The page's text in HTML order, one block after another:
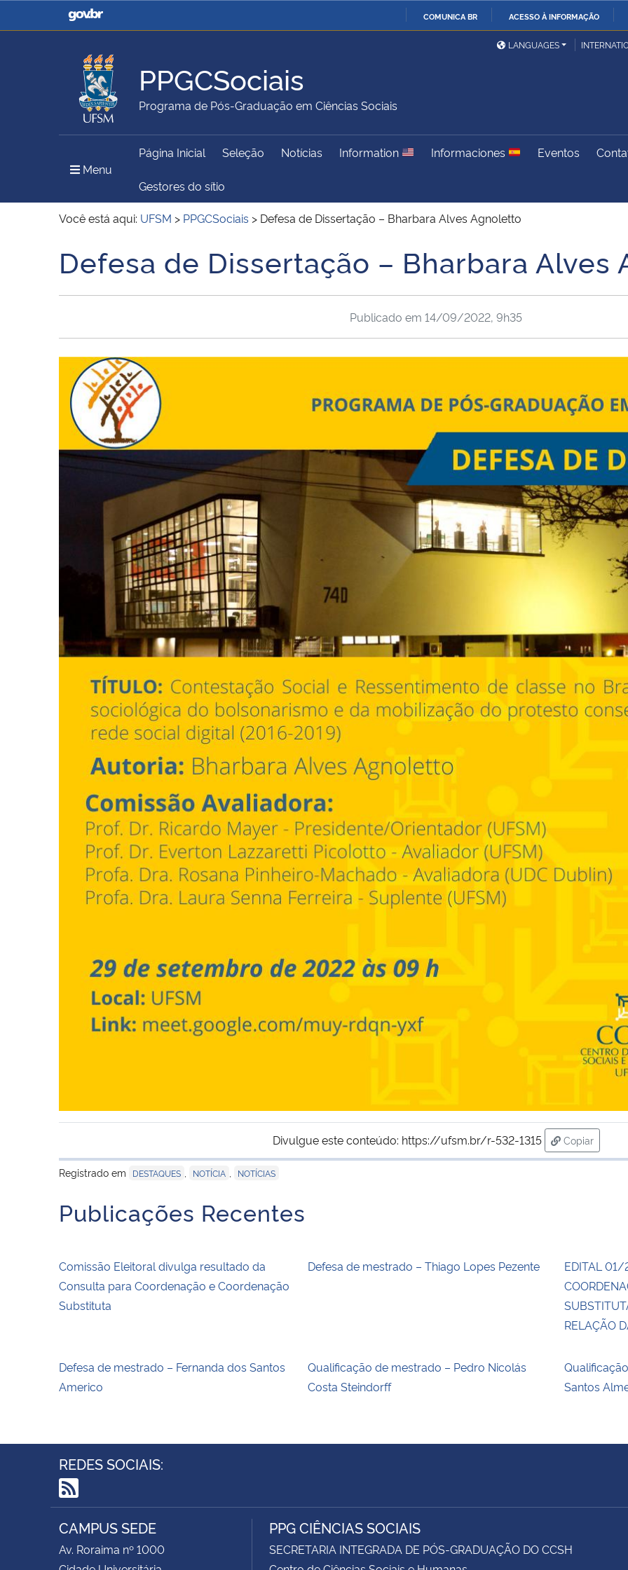
COMUNICA BR ACESSO À INFORMAÇÃO
Casa Civil
Ministério da Justiça e
Ministério da Defesa
Ministério das Relações
Exteriores
Ministério da Agricultura,
Pecuária e Abastecimento
Ministério da Educação
Ministério do Meio Ambiente Ministério do Turismo
Institucional
LANGUAGES
PPGCSociais
Programa de Pós-Graduação em Ciências Sociais
Menu
Página Inicial Seleção Notícias Information Informaciones Eventos
Gestores do sítio
Você está aqui: UFSM > PPGCSociais > Defesa de Dissertação – Bharbara Alves Agnoletto
Início do conteúdo
Defesa de Dissertação – Bharbara Alves
Publicado em 14/09/2022, 9h35
Divulgue este conteúdo: https://ufsm.br/r-532-1315
Copiar
para área
Registrado em
DESTAQUES NOTÍCIA NOTÍCIAS
Publicações Recentes
Comissão Eleitoral divulga resultado da
Consulta para Coordenação e Coordenação
Substituta
Defesa de mestrado – Thiago Lopes Pezente
EDITAL 01/
RELAÇÃO
Defesa de mestrado – Fernanda dos Santos
Americo
Qualificação de mestrado – Pedro Nicolás
Costa Steindorff
Santos
REDES SOCIAIS:
RSS
CAMPUS SEDE
Av. Roraima nº 1000
PPG CIÊNCIAS SOCIAIS
SECRETARIA INTEGRADA DE PÓS-GRADUAÇÃO DO CCSH